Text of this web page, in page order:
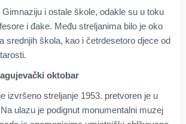
i ostale škole, odakle su u toku
i đake. Među streljanima bilo je oko
srednjih škola, kao i četrdesetoro djece od
oktobar
izvršeno streljanje 1953. pretvoren je u
ulazu je podignut monumentalni muzej